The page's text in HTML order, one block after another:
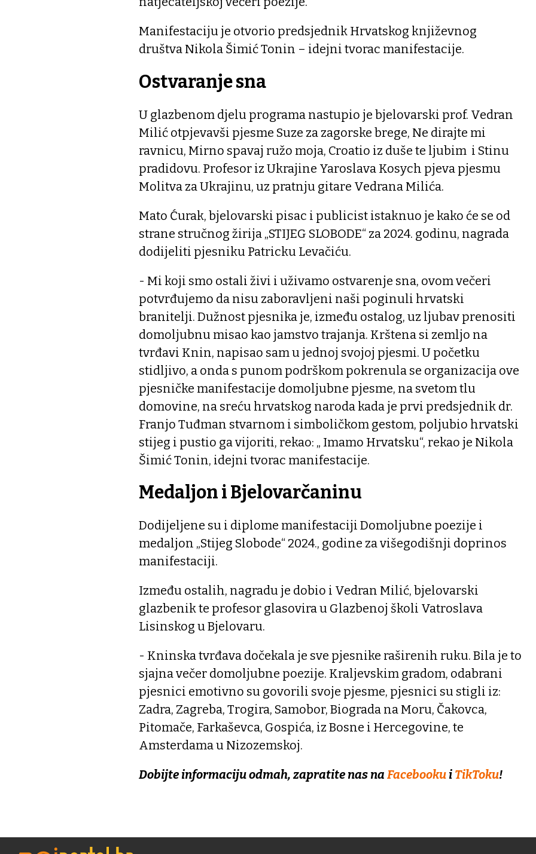
Manifestaciju je otvorio predsjednik Hrvatskog književnog
društva Nikola Šimić Tonin – idejni tvorac manifestacije.
Ostvaranje sna
U glazbenom djelu programa nastupio je bjelovarski prof. Vedran
Milić otpjevavši pjesme Suze za zagorske brege, Ne dirajte mi
ravnicu, Mirno spavaj ružo moja, Croatio iz duše te ljubim i Stinu
pradidovu. Profesor iz Ukrajine Yaroslava Kosych pjeva pjesmu
Molitva za Ukrajinu, uz pratnju gitare Vedrana Milića.
Mato Ćurak, bjelovarski pisac i publicist istaknuo je kako će se od
strane stručnog žirija „STIJEG SLOBODE“ za 2024. godinu, nagrada
dodijeliti pjesniku Patricku Levačiću.
- Mi koji smo ostali živi i uživamo ostvarenje sna, ovom večeri
potvrđujemo da nisu zaboravljeni naši poginuli hrvatski
branitelji. Dužnost pjesnika je, između ostalog, uz ljubav prenositi
domoljubnu misao kao jamstvo trajanja. Krštena si zemljo na
tvrđavi Knin, napisao sam u jednoj svojoj pjesmi. U početku
stidljivo, a onda s punom podrškom pokrenula se organizacija ove
pjesničke manifestacije domoljubne pjesme, na svetom tlu
domovine, na sreću hrvatskog naroda kada je prvi predsjednik dr.
Franjo Tuđman stvarnom i simboličkom gestom, poljubio hrvatski
stijeg i pustio ga vijoriti, rekao: „ Imamo Hrvatsku“, rekao je Nikola
Šimić Tonin, idejni tvorac manifestacije.
Medaljon i Bjelovarčaninu
Dodijeljene su i diplome manifestaciji Domoljubne poezije i
medaljon „Stijeg Slobode“ 2024., godine za višegodišnji doprinos
manifestaciji.
Između ostalih, nagradu je dobio i Vedran Milić, bjelovarski
glazbenik te profesor glasovira u Glazbenoj školi Vatroslava
Lisinskog u Bjelovaru.
- Kninska tvrđava dočekala je sve pjesnike raširenih ruku. Bila je to
sjajna večer domoljubne poezije. Kraljevskim gradom, odabrani
pjesnici emotivno su govorili svoje pjesme, pjesnici su stigli iz:
Zadra, Zagreba, Trogira, Samobor, Biograda na Moru, Čakovca,
Pitomače, Farkaševca, Gospića, iz Bosne i Hercegovine, te
Amsterdama u Nizozemskoj.
Dobijte informaciju odmah, zapratite nas na Facebooku i TikToku!